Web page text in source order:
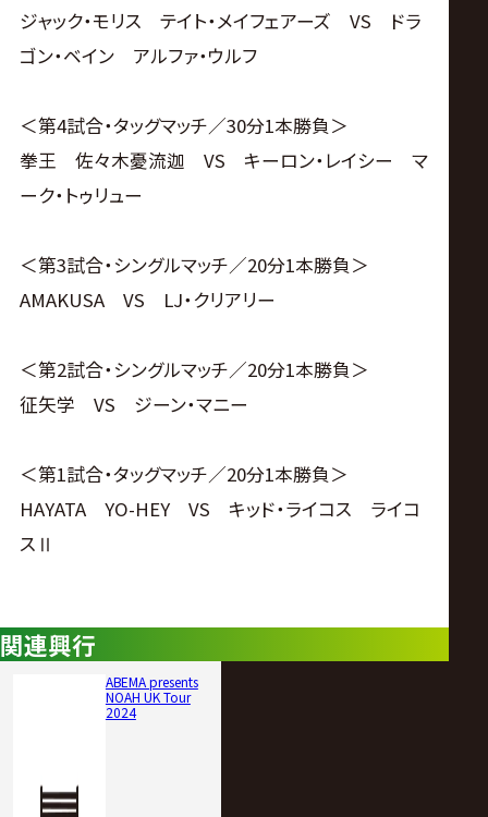
ジャック・モリス テイト・メイフェアーズ VS ドラ
ゴン・ベイン アルファ・ウルフ
＜第4試合・タッグマッチ／30分1本勝負＞
拳王 佐々木憂流迦 VS キーロン・レイシー マ
ーク・トゥリュー
＜第3試合・シングルマッチ／20分1本勝負＞
AMAKUSA VS LJ・クリアリー
＜第2試合・シングルマッチ／20分1本勝負＞
征矢学 VS ジーン・マニー
＜第1試合・タッグマッチ／20分1本勝負＞
HAYATA YO-HEY VS キッド・ライコス ライコ
スⅡ
関連興行
ABEMA presents
NOAH UK Tour
2024